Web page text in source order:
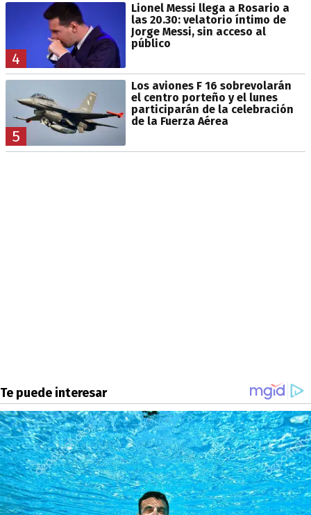
4
Lionel Messi llega a Rosario a
las 20.30: velatorio íntimo de
Jorge Messi, sin acceso al
público
5
Los aviones F 16 sobrevolarán
el centro porteño y el lunes
participarán de la celebración
de la Fuerza Aérea